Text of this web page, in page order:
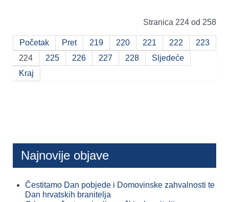
Stranica 224 od 258
Početak Pret 219 220 221 222
223
224
225 226 227 228
Sljedeće
Kraj
Najnovije objave
Čestitamo Dan pobjede i Domovinske zahvalnosti te
Dan hrvatskih branitelja